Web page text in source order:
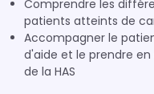
Comprendre les
patients atteints de
Accompagner le
d'aide et le prendre
de la HAS